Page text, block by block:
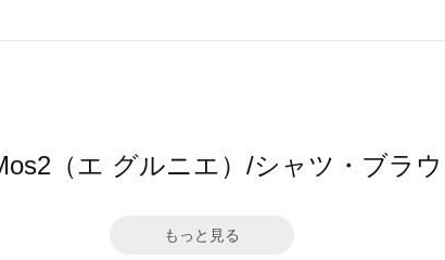
（エ グルニエ）/シャツ・ブラ
もっと見る